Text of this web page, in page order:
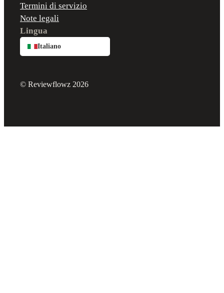
Termini di servizio
Note legali
Lingua
Italiano
© Reviewflowz 2026